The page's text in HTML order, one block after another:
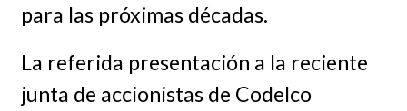
para las próximas décadas.
La referida presentación a la reciente
junta de accionistas de Codelco